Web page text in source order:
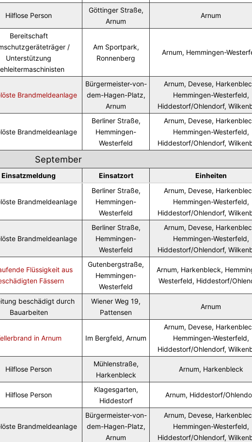
Hilflose Person
Göttinger Straße,
Arnum
Arnum
Bereitschaft
/
Unterstützung
Am Sportpark,
Ronnenberg
Arnum, Hemmingen-
Brandmeldeanlage
Bürgermeister-von-
dem-Hagen-Platz,
Arnum
Arnum, Devese,
Hemmingen-Westerfeld,
Hiddestorf/Ohlendorf,
Brandmeldeanlage
Berliner Straße,
Hemmingen-
Westerfeld
Arnum, Devese,
Hemmingen-Westerfeld,
Hiddestorf/Ohlendorf,
September
Einsatzmeldung Einsatzort Einheiten
Brandmeldeanlage
Berliner Straße,
Hemmingen-
Westerfeld
Arnum, Devese,
Hemmingen-Westerfeld,
Hiddestorf/Ohlendorf,
Brandmeldeanlage
Berliner Straße,
Hemmingen-
Westerfeld
Arnum, Devese,
Hemmingen-Westerfeld,
Hiddestorf/Ohlendorf,
Flüssigkeit aus
Fässern
Gutenbergstraße,
Hemmingen-
Westerfeld
Arnum, Harkenbleck,
Westerfeld, Hiddestorf/
beschädigt durch
Bauarbeiten
Wiener Weg 19,
Pattensen
Arnum
in Arnum Im Bergfeld, Arnum
Arnum, Devese,
Hemmingen-Westerfeld,
Hiddestorf/Ohlendorf,
Hilflose Person
Mühlenstraße,
Harkenbleck
Arnum, Harkenbleck
Hilflose Person
Klagesgarten,
Hiddestorf
Arnum, Hiddestorf/
Brandmeldeanlage
Bürgermeister-von-
dem-Hagen-Platz,
Arnum
Arnum, Devese,
Hemmingen-Westerfeld,
Hiddestorf/Ohlendorf,